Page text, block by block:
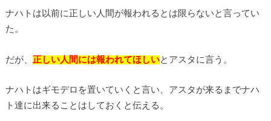
ナハトは以前に正しい人間が報われるとは限らないと言ってい
た。
だが、 正しい人間には報われてほしいとアスタに言う。
ナハトはギモデロを置いていくと言い、アスタが来るまでナハ
ト達に出来ることはしておくと伝える。